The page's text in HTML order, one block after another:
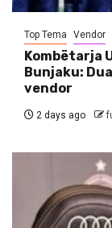
Top Tema Vendor
Kombëtarja
Bunjaku:
vendor
2 days ago